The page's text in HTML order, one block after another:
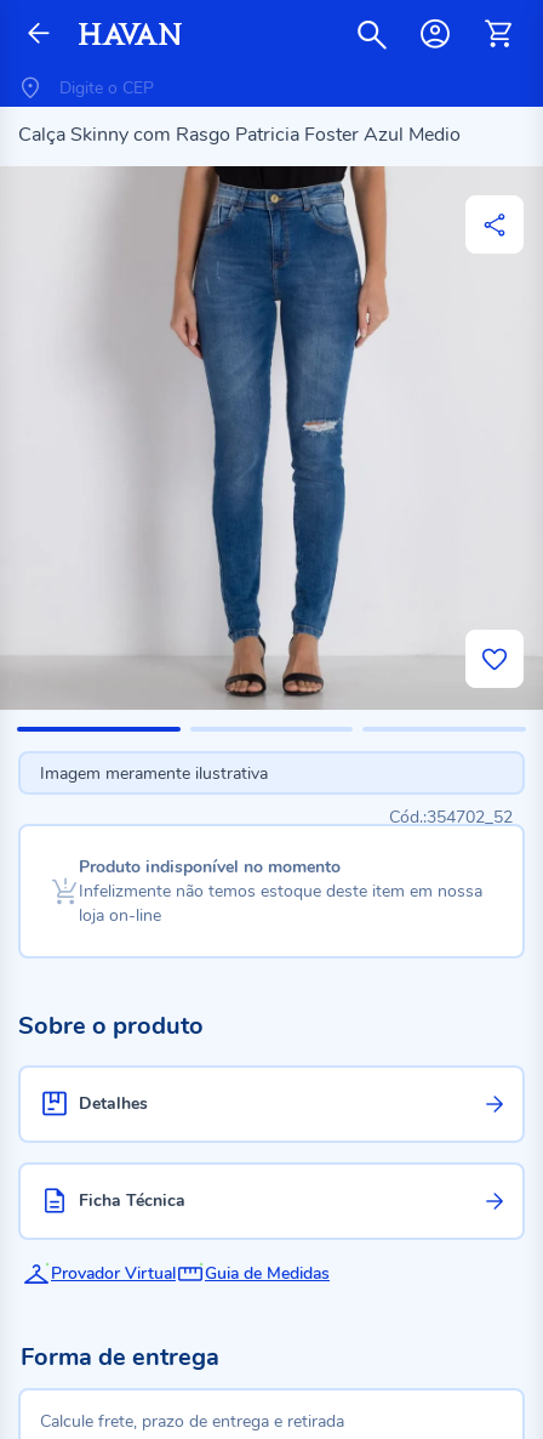
Calça Skinny com Rasgo Patricia Foster Azul Medio
Imagem meramente ilustrativa
354702_52
Produto indisponível no momento
Infelizmente não temos estoque deste item em nossa
loja on-line
Sobre o produto
Detalhes
Ficha Técnica
Provador Virtual Guia de Medidas
Forma de entrega
Calcule frete, prazo de entrega e retirada